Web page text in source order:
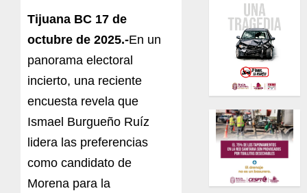
Tijuana BC 17 de
octubre de 2025.-En un
panorama electoral
incierto, una reciente
encuesta revela que
Ismael Burgueño Ruíz
lidera las preferencias
como candidato de
Morena para la